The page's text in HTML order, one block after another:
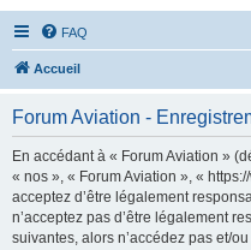
FAQ
Accueil
Forum Aviation -
En accédant à « Forum Aviation »
« nos », « Forum Aviation », «
acceptez d’être légalement
n’acceptez pas d’être légalement
suivantes, alors n’accédez pas et/